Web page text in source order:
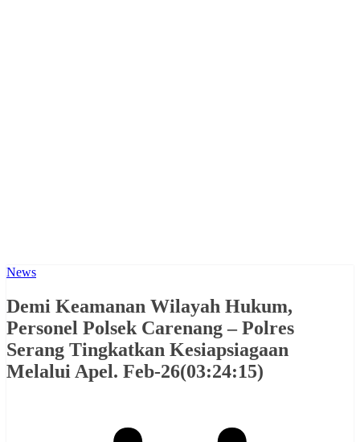
News
Demi Keamanan Wilayah Hukum,
Personel Polsek Carenang – Polres
Serang Tingkatkan Kesiapsiagaan
Melalui Apel. Feb-26(03:24:15)